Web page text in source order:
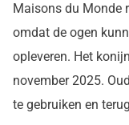
Maisons du Monde
omdat de ogen
opleveren. Het
november 2025.
te gebruiken en